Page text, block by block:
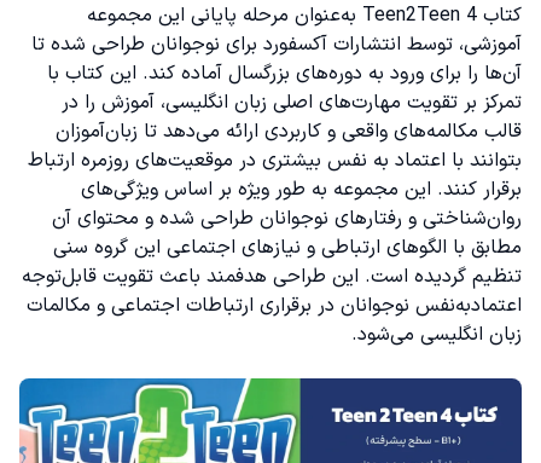
کتاب Teen2Teen 4 به‌عنوان مرحله پایانی این مجموعه
آموزشی، توسط انتشارات آکسفورد برای نوجوانان طراحی شده تا
آن‌ها را برای ورود به دوره‌های بزرگسال آماده کند. این کتاب با
تمرکز بر تقویت مهارت‌های اصلی زبان انگلیسی، آموزش را در
قالب مکالمه‌های واقعی و کاربردی ارائه می‌دهد تا زبان‌آموزان
بتوانند با اعتماد به نفس بیشتری در موقعیت‌های روزمره ارتباط
برقرار کنند. این مجموعه به طور ویژه بر اساس ویژگی‌های
روان‌شناختی و رفتارهای نوجوانان طراحی شده و محتوای آن
مطابق با الگوهای ارتباطی و نیازهای اجتماعی این گروه سنی
تنظیم گردیده است. این طراحی هدفمند باعث تقویت قابل‌توجه
اعتمادبه‌نفس نوجوانان در برقراری ارتباطات اجتماعی و مکالمات
زبان انگلیسی می‌شود.